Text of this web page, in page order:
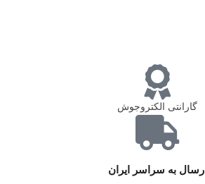
گارانتی الکتروجوش
ارسال به سراسر ایران